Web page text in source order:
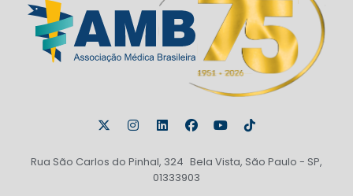
Rua São Carlos do Pinhal, 324 Bela Vista, São Paulo - SP,
01333903